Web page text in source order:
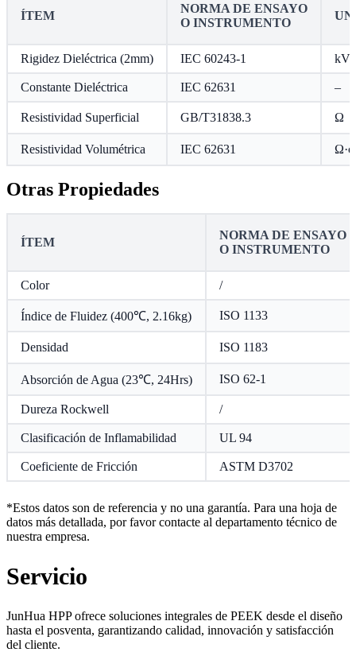
ÍTEM
NORMA DE ENSAYO
O INSTRUMENTO
Rigidez Dieléctrica (2mm) IEC 60243-1 kV/
Constante Dieléctrica IEC 62631 –
Resistividad Superficial GB/T31838.3 Ω
Resistividad Volumétrica IEC 62631
Otras Propiedades
ÍTEM
NORMA DE ENSAYO
O INSTRUMENTO
Color /
Índice de Fluidez (400℃, 2.16kg) ISO 1133
Densidad ISO 1183
Absorción de Agua (23℃, 24Hrs) ISO 62-1
Dureza Rockwell /
Clasificación de Inflamabilidad UL 94
Coeficiente de Fricción ASTM D3702
*Estos datos son de referencia y no una garantía. Para una hoja de
datos más detallada, por favor contacte al departamento técnico de
nuestra empresa.
Servicio
JunHua HPP ofrece soluciones integrales de PEEK desde el diseño
hasta el posventa, garantizando calidad, innovación y satisfacción
del cliente.